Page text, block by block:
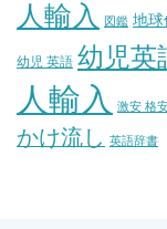
人輸入
図鑑 地球
幼児 英語 幼児英
人輸入
激安 格
かけ流し 英語辞書